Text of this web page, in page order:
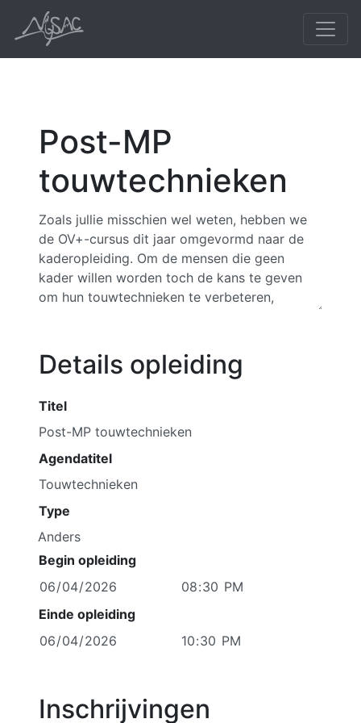
Post-MP
touwtechnieken
Details opleiding
Titel
Agendatitel
Type
Anders
Begin opleiding
Einde opleiding
Inschrijvingen